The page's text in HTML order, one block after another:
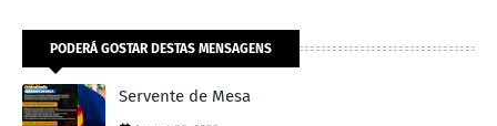
PODERÁ GOSTAR DESTAS MENSAGENS
Servente de Mesa